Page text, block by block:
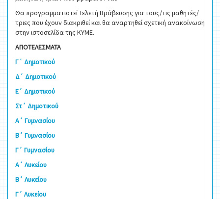
Θα προγραμματιστεί Τελετή Βράβευσης για τους/τις μαθητές/
τριες που έχουν διακριθεί και θα αναρτηθεί σχετική ανακοίνωση
στην ιστοσελίδα της ΚΥΜΕ.
ΑΠΟΤΕΛΕΣΜΑΤΑ
Γ΄ Δημοτικού
Δ΄ Δημοτικού
Ε΄ Δημοτικού
Στ΄ Δημοτικού
Α΄ Γυμνασίου
Β΄ Γυμνασίου
Γ΄ Γυμνασίου
Α΄ Λυκείου
Β΄ Λυκείου
Γ΄ Λυκείου